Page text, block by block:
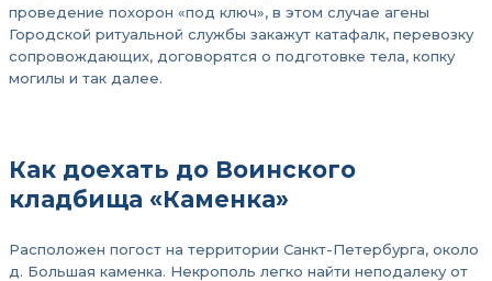
проведение похорон «под ключ», в этом случае агены
Городской ритуальной службы закажут катафалк, перевозку
сопровождающих, договорятся о подготовке тела, копку
могилы и так далее.
Как доехать до Воинского
кладбища «Каменка»
Расположен погост на территории Санкт-Петербурга, около
д. Большая каменка. Некрополь легко найти неподалеку от